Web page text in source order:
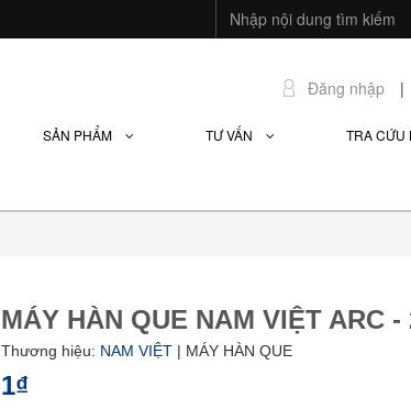
Đăng nhập |
SẢN PHẨM TƯ VẤN TRA CỨU
MÁY HÀN QUE NAM VIỆT ARC -
Thương hiệu: NAM VIỆT | MÁY HÀN QUE
1₫